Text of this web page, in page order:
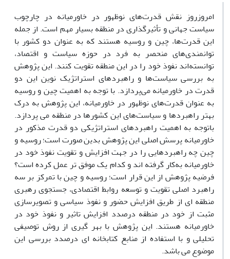
امروزروز نقش قدرت‌های نوظهور در خاورمیانه در چارچوب
سیاست جهانی و تأثیرگذاری در منطقه بسیار مهم است. از جمله
این قدرت‌ها، چین و روسیه هستند که به عنوان دو کشور با
توانمندی‌های منحصر به فرد در حوزه سیاست و اقتصاد،
توانسته‌اند نفوذ خود را در این منطقه تقویت کنند. این پژوهش
به بررسی سیاست‌ها و راهبردهای استراتژیک نوین این دو
قدرت در خاورمیانه می‌پردازد. با توجه به اهمیت چین و روسیه
به عنوان قدرت‌های نوظهور در خاورمیانه، این پژوهش به درک
بهتر راهبردها و سیاست‌های این کشورها در منطقه می پردازد.
باتوجه به اهمیت راهبردهای استراتژیکی دو قدرت مذکور در
خاورمیانه پرسش اصلی این پژوهش بدین صورت است؛ روسیه و
چین چه راهبردهایی را در جهت افزایش و تقویت نفوذ خود در
خاورمیانه به‌کار گرفته اند و کدام یک موفق تر عمل کرده است؟
فرضیه پژوهش از این قرار است؛ روسیه و چین با تمرکز بر سه
راهبرد اصلی تقویت و توسعه روابط اقتصادی، جستجوی رهبری
منطقه ای از طریق افزایش حضور و نفوذ سیاسی و تصویرسازی
مثبت از خود در منطقه درصدد افزایش تاثیر و نفوذ خود در
خاورمیانه هستند. این پژوهش با بهر گیری از روش توصیفی
تحلیلی و با استفاده از منابع کتابخانه ای درصدد بررسی این
موضوع می باشد.